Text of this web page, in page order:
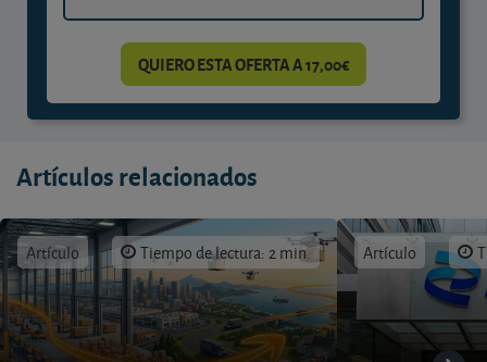
QUIERO ESTA OFERTA A 17,00€
Artículos relacionados
Artículo Tiempo de lectura: 2 min. Artículo